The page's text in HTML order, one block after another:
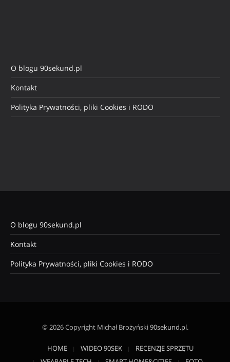
O blogu 90sekund.pl
Kontakt
Polityka Prywatności, pliki Cookies i RODO
O blogu 90sekund.pl
Kontakt
Polityka Prywatności, pliki Cookies i RODO
© 2026 Copyright Michał Brożyński90sekund.pl.
HOME WIDEO 90SEK
RECENZJE SPRZĘTU